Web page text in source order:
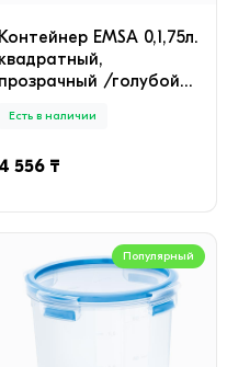
Контейнер EMSA 0,1,75л.
квадратный,
прозрачный /голубой
шт
Есть в наличии
4 556 ₸
Популярный